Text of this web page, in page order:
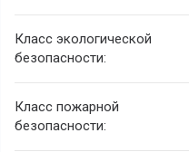
Класс экологической
безопасности:
Класс пожарной
безопасности: